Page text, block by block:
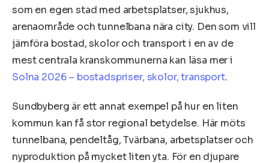
som en egen stad med arbetsplatser, sjukhus,
arenaområde och tunnelbana nära city. Den som vill
jämföra bostad, skolor och transport i en av de
mest centrala kranskommunerna kan läsa mer i
Solna 2026 – bostadspriser, skolor, transport.
Sundbyberg är ett annat exempel på hur en liten
kommun kan få stor regional betydelse. Här möts
tunnelbana, pendeltåg, Tvärbana, arbetsplatser och
nyproduktion på mycket liten yta. För en djupare